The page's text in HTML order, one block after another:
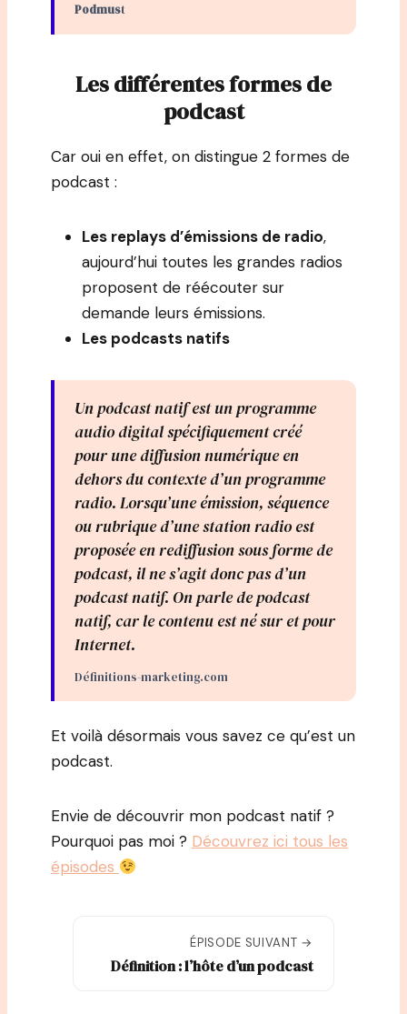
Podmust
Les différentes formes de
podcast
Car oui en effet, on distingue 2 formes de
podcast :
Les replays d’émissions de radio,
aujourd’hui toutes les grandes radios
proposent de réécouter sur
demande leurs émissions.
Les podcasts natifs
Un podcast natif est un programme
audio digital spécifiquement créé
pour une diffusion numérique en
dehors du contexte d’un programme
radio. Lorsqu’une émission, séquence
ou rubrique d’une station radio est
proposée en rediffusion sous forme de
podcast, il ne s’agit donc pas d’un
podcast natif. On parle de podcast
natif, car le contenu est né sur et pour
Internet.
Définitions-marketing.com
Et voilà désormais vous savez ce qu’est un
podcast.
Envie de découvrir mon podcast natif ?
Pourquoi pas moi ? Découvrez ici tous les
épisodes
ÉPISODE SUIVANT →
Définition : l’hôte d’un podcast